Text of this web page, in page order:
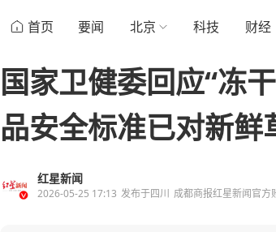
首页 要闻 北京 科技 财经
国家卫健委回应“冻
品安全标准已对新
红星新闻
2026-05-25 17:13 发布于四川 成都商报红星新闻官方